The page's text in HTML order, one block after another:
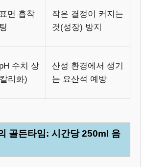
면 흡착
작은 결정이 커지는
것(성장) 방지
수치 상
리화)
산성 환경에서 생기
는 요산석 예방
골든타임: 시간당 250ml 음